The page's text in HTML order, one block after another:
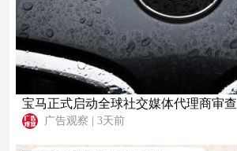
宝马正式启动全球社交媒体代理商审查
广告观察 | 3天前